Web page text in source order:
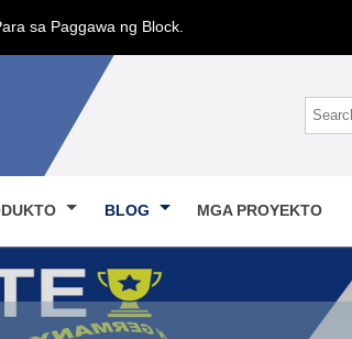
sa Paggawa ng Block.
BLOG MGA PROYEKTO